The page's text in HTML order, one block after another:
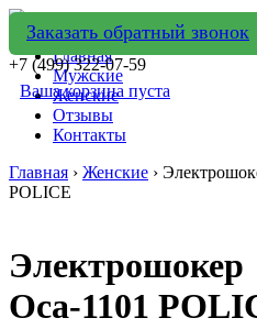
Заказать обратный звонок
+7 (499) 322-07-59
Ваша корзина пуста
Главная
Мужские
Женские
Отзывы
Контакты
Главная › Женские ›
POLICE
Электрошокер
Оса-1101